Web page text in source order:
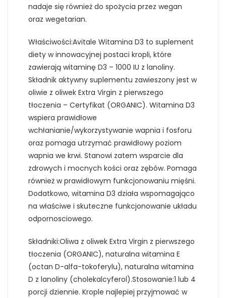
nadaje się również do spożycia przez wegan
oraz wegetarian.
Właściwości:Avitale Witamina D3 to suplement
diety w innowacyjnej postaci kropli, które
zawierają witaminę D3 – 1000 IU z lanoliny.
Składnik aktywny suplementu zawieszony jest w
oliwie z oliwek Extra Virgin z pierwszego
tłoczenia – Certyfikat (ORGANIC). Witamina D3
wspiera prawidłowe
wchłanianie/wykorzystywanie wapnia i fosforu
oraz pomaga utrzymać prawidłowy poziom
wapnia we krwi. Stanowi zatem wsparcie dla
zdrowych i mocnych kości oraz zębów. Pomaga
również w prawidłowym funkcjonowaniu mięśni.
Dodatkowo, witamina D3 działa wspomagająco
na właściwe i skuteczne funkcjonowanie układu
odpornosciowego.
Składniki:Oliwa z oliwek Extra Virgin z pierwszego
tłoczenia (ORGANIC), naturalna witamina E
(octan D-alfa-tokoferylu), naturalna witamina
D z lanoliny (cholekalcyferol).Stosowanie:1 lub 4
porcji dziennie. Krople najlepiej przyjmować w